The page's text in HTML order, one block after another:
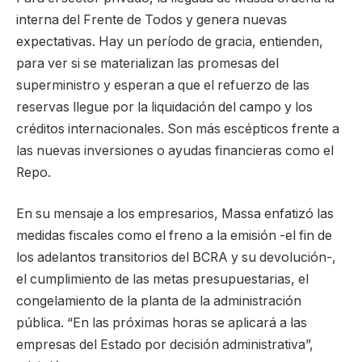
interna del Frente de Todos y genera nuevas
expectativas. Hay un período de gracia, entienden,
para ver si se materializan las promesas del
superministro y esperan a que el refuerzo de las
reservas llegue por la liquidación del campo y los
créditos internacionales. Son más escépticos frente a
las nuevas inversiones o ayudas financieras como el
Repo.
En su mensaje a los empresarios, Massa enfatizó las
medidas fiscales como el freno a la emisión -el fin de
los adelantos transitorios del BCRA y su devolución-,
el cumplimiento de las metas presupuestarias, el
congelamiento de la planta de la administración
pública. “En las próximas horas se aplicará a las
empresas del Estado por decisión administrativa”,